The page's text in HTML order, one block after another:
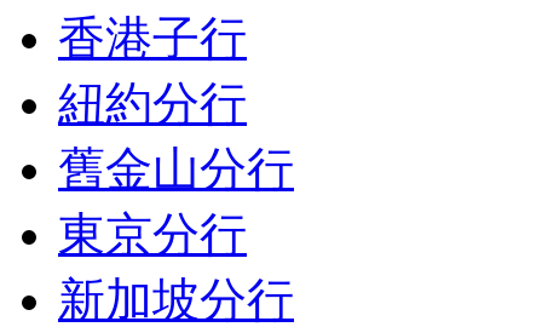
香港子行
紐約分行
舊金山分行
東京分行
新加坡分行